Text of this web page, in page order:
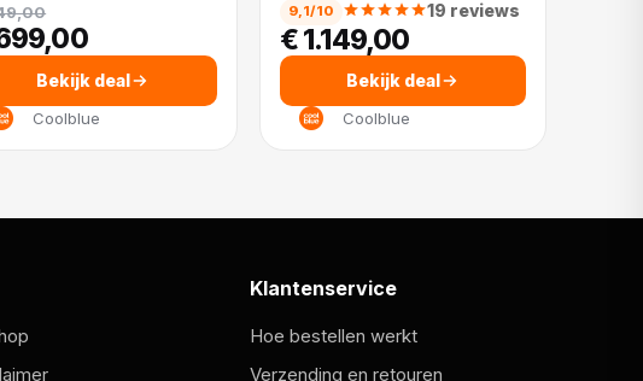
Bekijk deal
Coolblue
9,1/10 19 reviews
€ 1.149,00
Bekijk deal
Coolblue
Klantenservice
Hoe bestellen werkt
Verzending en retouren